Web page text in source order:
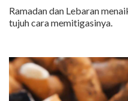
Ramadan dan Lebaran
tujuh cara memitigasinya.